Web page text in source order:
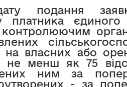
подання
платника єдиного
власних або
менш як 75
ним за
- за